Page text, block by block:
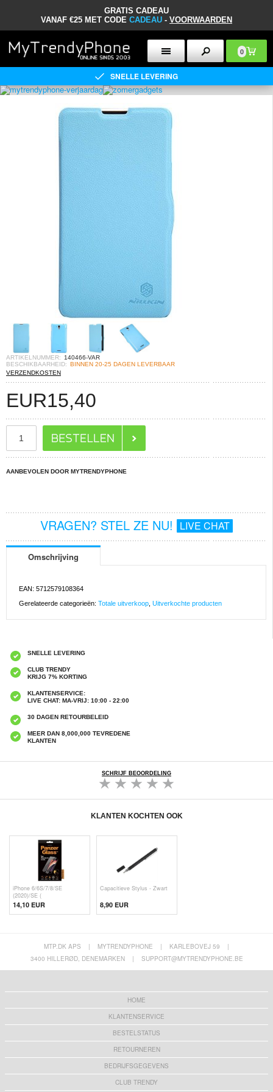
GRATIS CADEAU
VANAF €25 MET CODE CADEAU - VOORWAARDEN
0
SNELLE LEVERING
ARTIKELNUMMER:
140466-VAR
BESCHIKBAARHEID: BINNEN 20-25 DAGEN LEVERBAAR
VERZENDKOSTEN
EUR15,40
AANBEVOLEN DOOR MYTRENDYPHONE
VRAGEN? STEL ZE NU! LIVE CHAT
Omschrijving
EAN: 5712579108364
Gerelateerde categorieën: Totale uitverkoop Uitverkochte producten
SNELLE LEVERING
CLUB TRENDY
KRIJG 7% KORTING
KLANTENSERVICE:
LIVE CHAT: MA-VRIJ: 10:00 - 22:00
30 DAGEN RETOURBELEID
MEER DAN 8,000,000 TEVREDENE
KLANTEN
SCHRIJF BEOORDELING
KLANTEN KOCHTEN OOK
iPhone 6/6S/7/8/SE
(2020)/SE (
14,10 EUR
Capacitieve Stylus - Zwart
8,90 EUR
MTP.DK APS | MYTRENDYPHONE | KARLEBOVEJ 59
|
3400 HILLERØD, DENEMARKEN
| SUPPORT@MYTRENDYPHONE.BE
HOME
KLANTENSERVICE
BESTELSTATUS
RETOURNEREN
BEDRIJFSGEGEVENS
CLUB TRENDY